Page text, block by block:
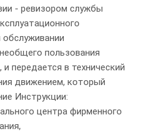
- ревизором службы
пользования
в технический
движением, который
Инструкции:
центра фирменного